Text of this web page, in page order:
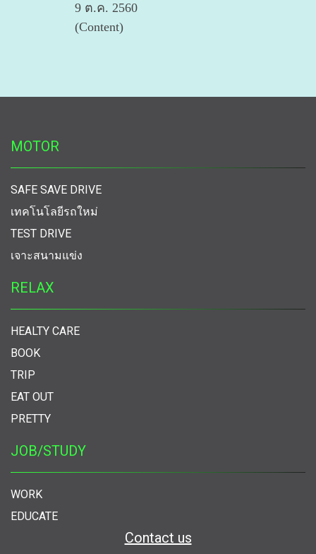
9 ต.ค. 2560
(Content)
MOTOR
SAFE SAVE DRIVE
เทคโนโลยีรถใหม่
TEST DRIVE
เจาะสนามแข่ง
RELAX
HEALTY CARE
BOOK
TRIP
EAT OUT
PRETTY
JOB/STUDY
WORK
EDUCATE
Contact us